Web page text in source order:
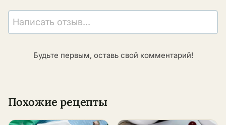
Написать отзыв...
Будьте первым, оставь свой комментарий!
Похожие рецепты